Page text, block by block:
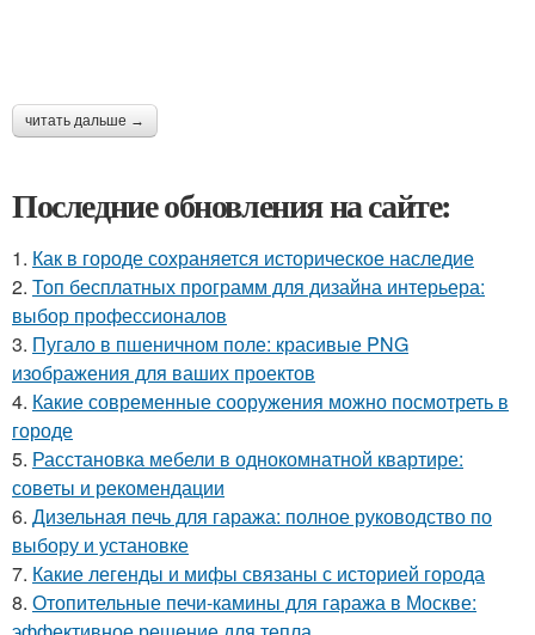
читать дальше →
Последние обновления на сайте:
1. Как в городе сохраняется историческое наследие
2. Топ бесплатных программ для дизайна интерьера:
выбор профессионалов
3. Пугало в пшеничном поле: красивые PNG
изображения для ваших проектов
4. Какие современные сооружения можно посмотреть в
городе
5. Расстановка мебели в однокомнатной квартире:
советы и рекомендации
6. Дизельная печь для гаража: полное руководство по
выбору и установке
7. Какие легенды и мифы связаны с историей города
8. Отопительные печи-камины для гаража в Москве: